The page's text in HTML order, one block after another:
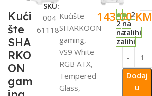
Kući
šte
SHA
RKO
ON
gam
SKU:
004-
61118
Kućište
SHARKOON
gaming,
VS9 White
RGB ATX,
Tempered
Glass,
143,00KM
2
na
zalihi
2
na
zalihi
Dodaj
u